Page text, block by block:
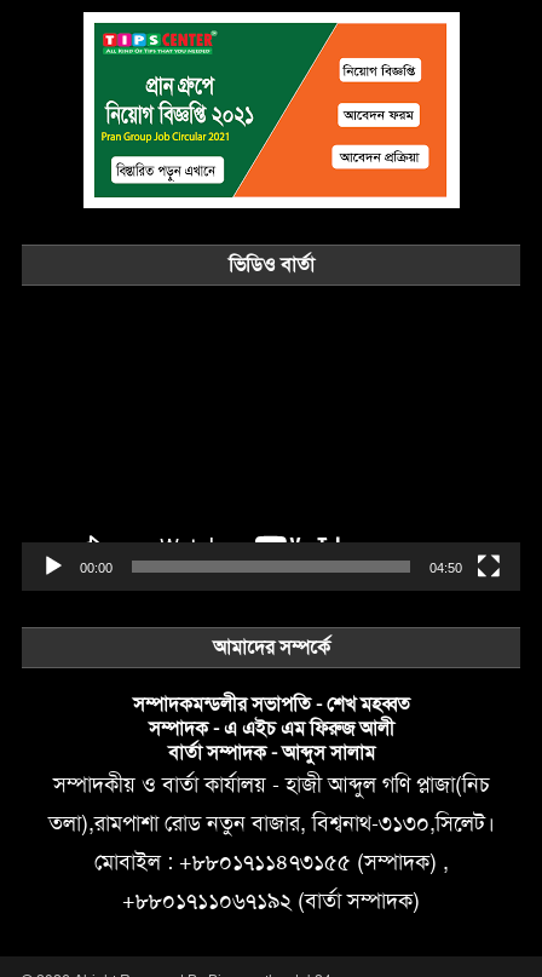
ভিডিও বার্তা
00:00 04:50
আমাদের সম্পর্কে
সম্পাদকমন্ডলীর সভাপতি - শেখ মহব্বত
সম্পাদক - এ এইচ এম ফিরুজ আলী
বার্তা সম্পাদক - আব্দুস সালাম
সম্পাদকীয় ও বার্তা কার্যালয় - হাজী আব্দুল গণি প্লাজা(নিচ
তলা),রামপাশা রোড নতুন বাজার, বিশ্বনাথ-৩১৩০,সিলেট।
মোবাইল : +৮৮০১৭১১৪৭৩১৫৫ (সম্পাদক) ,
+৮৮০১৭১১০৬৭১৯২ (বার্তা সম্পাদক)